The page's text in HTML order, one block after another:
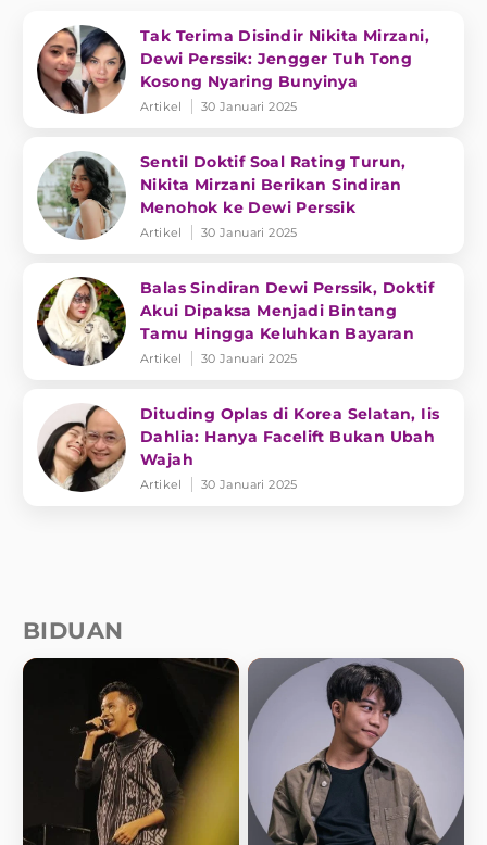
Tak Terima Disindir Nikita Mirzani,
Dewi Perssik: Jengger Tuh Tong
Kosong Nyaring Bunyinya
Artikel 30 Januari 2025
Sentil Doktif Soal Rating Turun,
Nikita Mirzani Berikan Sindiran
Menohok ke Dewi Perssik
Artikel 30 Januari 2025
Balas Sindiran Dewi Perssik, Doktif
Akui Dipaksa Menjadi Bintang
Tamu Hingga Keluhkan Bayaran
Artikel 30 Januari 2025
Dituding Oplas di Korea Selatan, Iis
Dahlia: Hanya Facelift Bukan Ubah
Wajah
Artikel 30 Januari 2025
BIDUAN